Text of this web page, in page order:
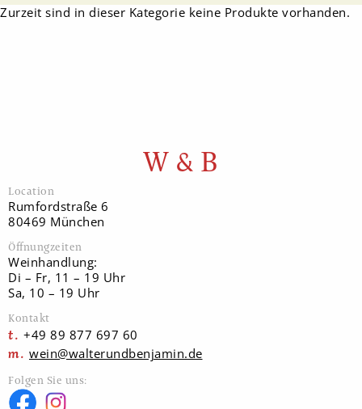
Zurzeit sind in dieser Kategorie keine Produkte vorhanden.
W & B
Location
Rumfordstraße 6
80469 München
Öffnungzeiten
Weinhandlung:
Di – Fr, 11 – 19 Uhr
Sa, 10 – 19 Uhr
Kontakt
+49 89 877 697 60
wein@walterundbenjamin.de
Folgen Sie uns: